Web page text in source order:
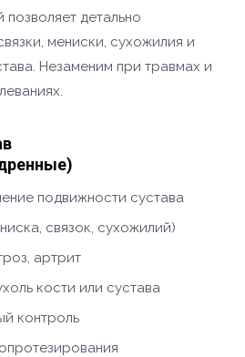
позволяет детально
мениски, сухожилия и
Незаменим при травмах и
подвижности сустава
связок, сухожилий)
артрит
кости или сустава
контроль